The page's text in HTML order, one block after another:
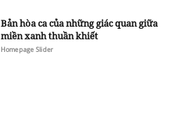
Bản hòa ca của những giác quan giữa
miền xanh thuần khiết
Homepage Slider